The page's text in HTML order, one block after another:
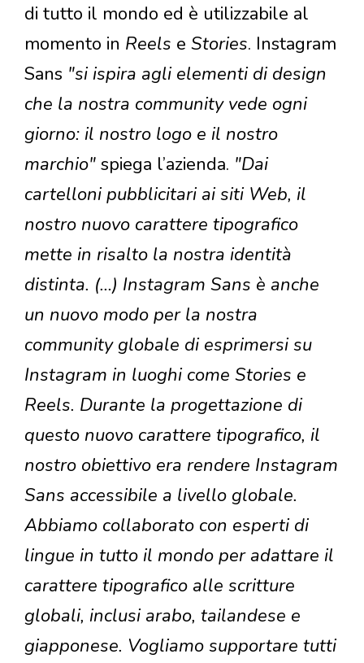
di tutto il mondo ed è utilizzabile al
momento in Reels e Stories. Instagram
Sans "si ispira agli elementi di design
che la nostra community vede ogni
giorno: il nostro logo e il nostro
marchio" spiega l’azienda. "Dai
cartelloni pubblicitari ai siti Web, il
nostro nuovo carattere tipografico
mette in risalto la nostra identità
distinta. (…) Instagram Sans è anche
un nuovo modo per la nostra
community globale di esprimersi su
Instagram in luoghi come Stories e
Reels. Durante la progettazione di
questo nuovo carattere tipografico, il
nostro obiettivo era rendere Instagram
Sans accessibile a livello globale.
Abbiamo collaborato con esperti di
lingue in tutto il mondo per adattare il
carattere tipografico alle scritture
globali, inclusi arabo, tailandese e
giapponese. Vogliamo supportare tutti